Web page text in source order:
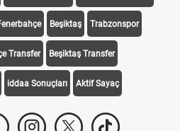
Beşiktaş Trabzonspor
Transfer Beşiktaş Transfer
iddaa Sonuçları Aktif Sayaç